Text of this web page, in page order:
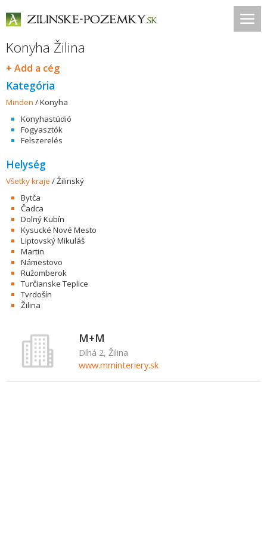
Konyha Žilina
+ Add a cég
Kategória
Minden /Konyha
Konyhastúdió
Fogyasztók
Felszerelés
Helység
Všetky kraje /Žilinský
Bytča
Čadca
Dolný Kubín
Kysucké Nové Mesto
Liptovský Mikuláš
Martin
Námestovo
Ružomberok
Turčianske Teplice
Tvrdošín
Žilina
M+M
Dlhá 2, Žilina
www.mminteriery.sk